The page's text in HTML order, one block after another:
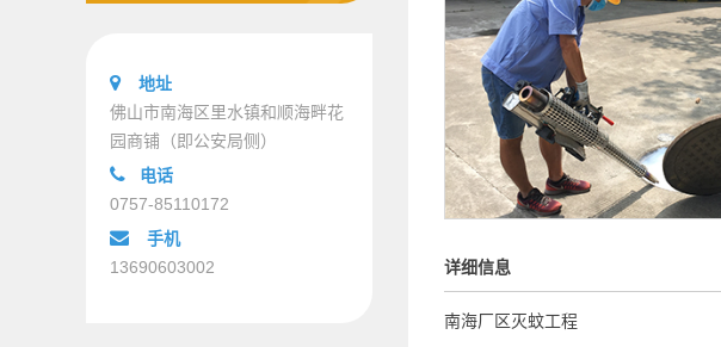
地址
佛山市南海区里水镇和顺海畔花
园商铺（即公安局侧）
电话
0757-85110172
手机
13690603002
详细信息
南海厂区灭蚊工程